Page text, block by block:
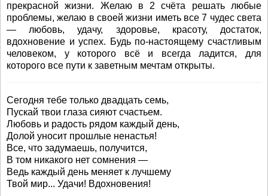
прекрасной жизни. Желаю в 2 счёта решать любые
проблемы, желаю в своей жизни иметь все 7 чудес света
— любовь, удачу, здоровье, красоту, достаток,
вдохновение и успех. Будь по-настоящему счастливым
человеком, у которого всё и всегда ладится, для
которого все пути к заветным мечтам открыты.
Сегодня тебе только двадцать семь,
Пускай твои глаза сияют счастьем.
Любовь и радость рядом каждый день,
Долой уносит прошлые ненастья!
Все, что задумаешь, получится,
В том никакого нет сомнения —
Ведь каждый день меняет к лучшему
Твой мир... Удачи! Вдохновения!